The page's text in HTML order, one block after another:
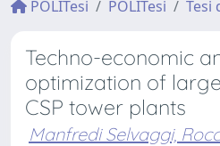
POLITesi POLITesi Tesi
Techno-economic
optimization of
CSP tower plants
Manfredi Selvaggi,